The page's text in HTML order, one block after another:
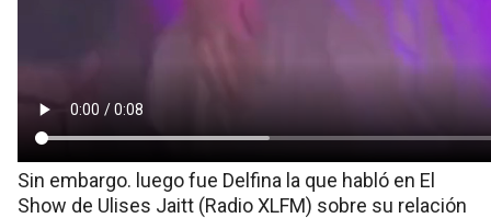
Sin embargo. luego fue Delfina la que habló en El
Show de Ulises Jaitt (Radio XLFM) sobre su relación